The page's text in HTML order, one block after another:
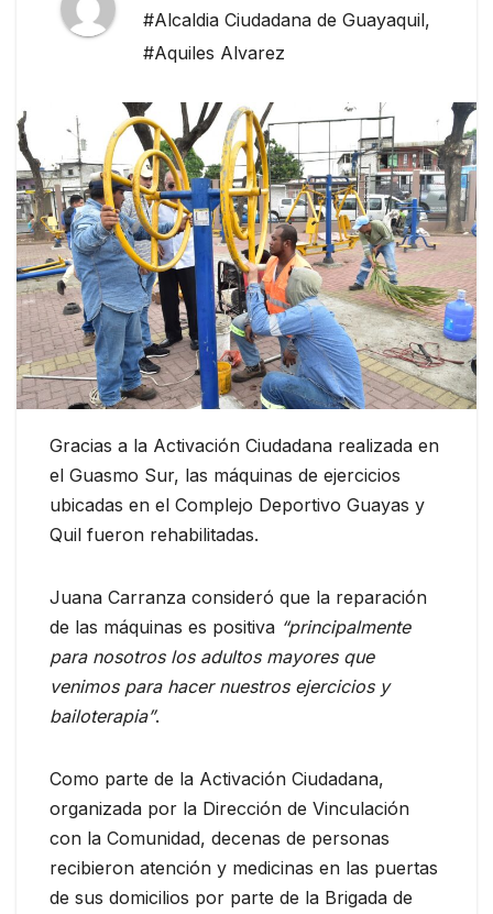
#Alcaldia Ciudadana de Guayaquil,
#Aquiles Alvarez
Gracias a la Activación Ciudadana realizada en
el Guasmo Sur, las máquinas de ejercicios
ubicadas en el Complejo Deportivo Guayas y
Quil fueron rehabilitadas.
Juana Carranza consideró que la reparación
de las máquinas es positiva “principalmente
para nosotros los adultos mayores que
venimos para hacer nuestros ejercicios y
bailoterapia”.
Como parte de la Activación Ciudadana,
organizada por la Dirección de Vinculación
con la Comunidad, decenas de personas
recibieron atención y medicinas en las puertas
de sus domicilios por parte de la Brigada de